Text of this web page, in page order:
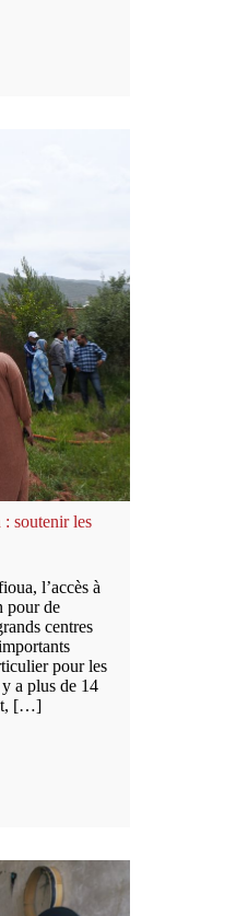
: soutenir les
l’accès à
pour de
centres
pour les
a plus de 14
[…]